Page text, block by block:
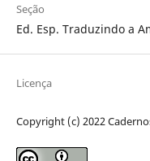
Seção
Ed. Esp. Traduzindo a
Licença
Copyright (c) 2022